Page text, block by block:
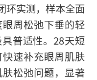
环实测，样本全面
周松弛下垂的轻
普适性。28天短
速补充眼周肌肤
松弛问题，显著